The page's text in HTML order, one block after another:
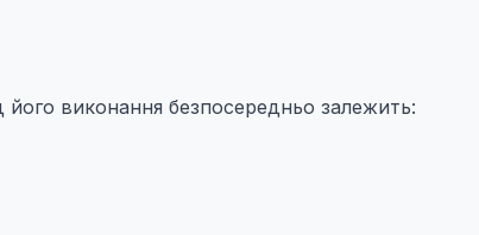
виконання безпосередньо залежить: